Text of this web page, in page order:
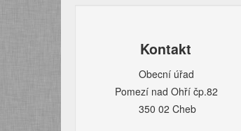
Kontakt
Obecní úřad
Pomezí nad Ohří čp.82
350 02 Cheb